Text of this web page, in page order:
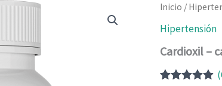
Inicio /
Hipertensión
Cardioxil –
(